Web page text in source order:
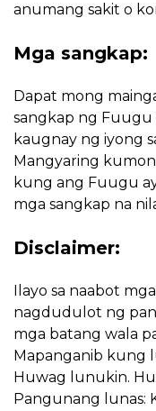
anumang sakit o
Mga sangkap:
Dapat mong
sangkap ng Fuugu
kaugnay ng iyong
Mangyaring
kung ang Fuugu
mga sangkap na
Disclaimer:
Ilayo sa naabot
nagdudulot ng
mga batang wala
Mapanganib kung
Huwag lunukin.
Pangunang lunas: